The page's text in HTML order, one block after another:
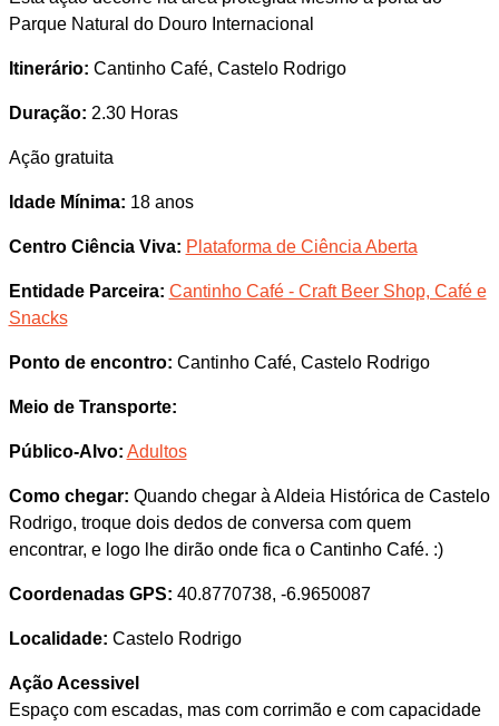
Parque Natural do Douro Internacional
Itinerário: Cantinho Café, Castelo Rodrigo
Duração: 2.30 Horas
Ação gratuita
Idade Mínima: 18 anos
Centro Ciência Viva: Plataforma de Ciência Aberta
Entidade Parceira: Cantinho Café - Craft Beer Shop, Café e
Snacks
Ponto de encontro: Cantinho Café, Castelo Rodrigo
Meio de Transporte:
Público-Alvo: Adultos
Como chegar: Quando chegar à Aldeia Histórica de Castelo
Rodrigo, troque dois dedos de conversa com quem
encontrar, e logo lhe dirão onde fica o Cantinho Café. :)
Coordenadas GPS: 40.8770738, -6.9650087
Localidade: Castelo Rodrigo
Ação Acessivel
Espaço com escadas, mas com corrimão e com capacidade